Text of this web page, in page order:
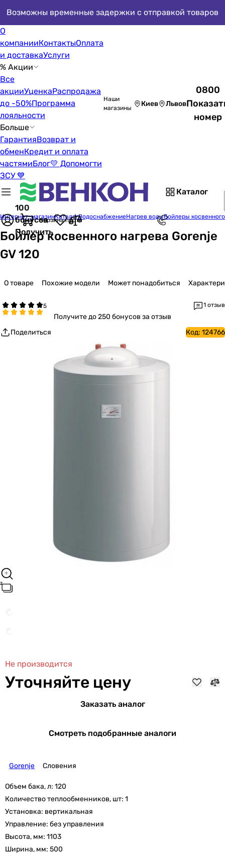
Возможны временные задержки с отправкой товаров
О
компанииКонтактыОплата
и доставкаУслуги
% Акции
Все
акцииУценкаРаспродажа
до -50%Программа
лояльности
Больше
ГарантияВозврат и
обменКредит и оплата
частямиБлог💛 Допомогти
ЗСУ 💙
Наши
магазины
Киев Львов
0800
номер
Каталог
100
бонусов
Получить
Корзина пуста
Интернет-магазинКаталогВодоснабжениеНагрев водыБойлеры
Бойлер косвенного нагрева Gorenje
GV 120
О товаре Похожие модели Может понадобиться
1 отзыв
Получитедо 250 бонусов за отзыв
Поделиться
Код: 124766
Не производится
Уточняйте цену
Заказать аналог
Смотреть подобранные аналоги
Gorenje Словения
Объем бака, л: 120
Количество теплообменников, шт: 1
Установка: вертикальная
Управление: без управления
Высота, мм: 1103
Ширина, мм: 500